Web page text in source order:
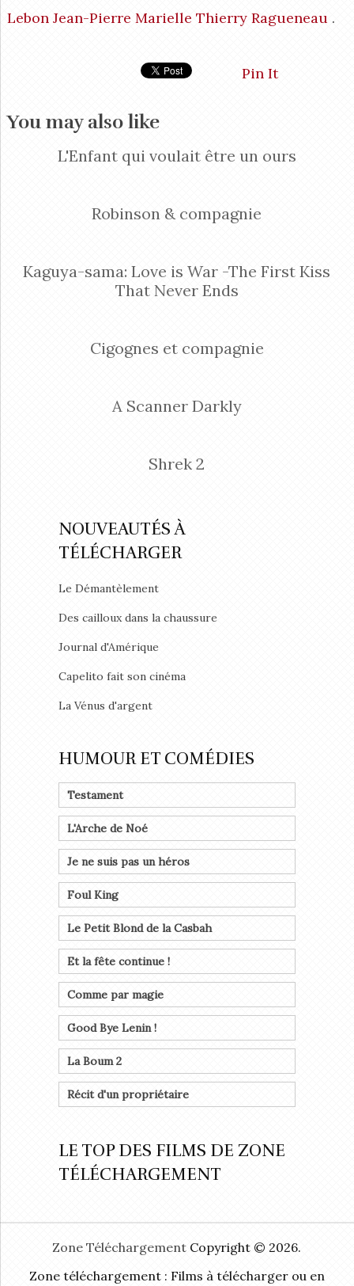
Lebon Jean-Pierre Marielle Thierry Ragueneau .
Pin It
You may also like
L'Enfant qui voulait être un ours
Robinson & compagnie
Kaguya-sama: Love is War -The First Kiss
That Never Ends
Cigognes et compagnie
A Scanner Darkly
Shrek 2
NOUVEAUTÉS À
TÉLÉCHARGER
Le Démantèlement
Des cailloux dans la chaussure
Journal d'Amérique
Capelito fait son cinéma
La Vénus d'argent
HUMOUR ET COMÉDIES
Testament
L'Arche de Noé
Je ne suis pas un héros
Foul King
Le Petit Blond de la Casbah
Et la fête continue !
Comme par magie
Good Bye Lenin !
La Boum 2
Récit d'un propriétaire
LE TOP DES FILMS DE ZONE
TÉLÉCHARGEMENT
Zone Téléchargement Copyright © 2026.
Zone téléchargement : Films à télécharger ou en